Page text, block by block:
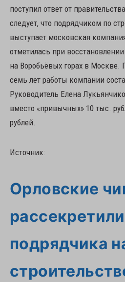
поступил ответ от
следует, что подрядчиком по
выступает московская
отметилась при
на Воробьёвых горах в Москве.
семь лет работы компании
Руководитель Елена
вместо «привычных» 10 тыс.
рублей.
Источник:
Орловские
подрядчика